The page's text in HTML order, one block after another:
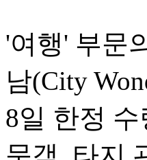
'여행' 부문
남(City
8일 한정